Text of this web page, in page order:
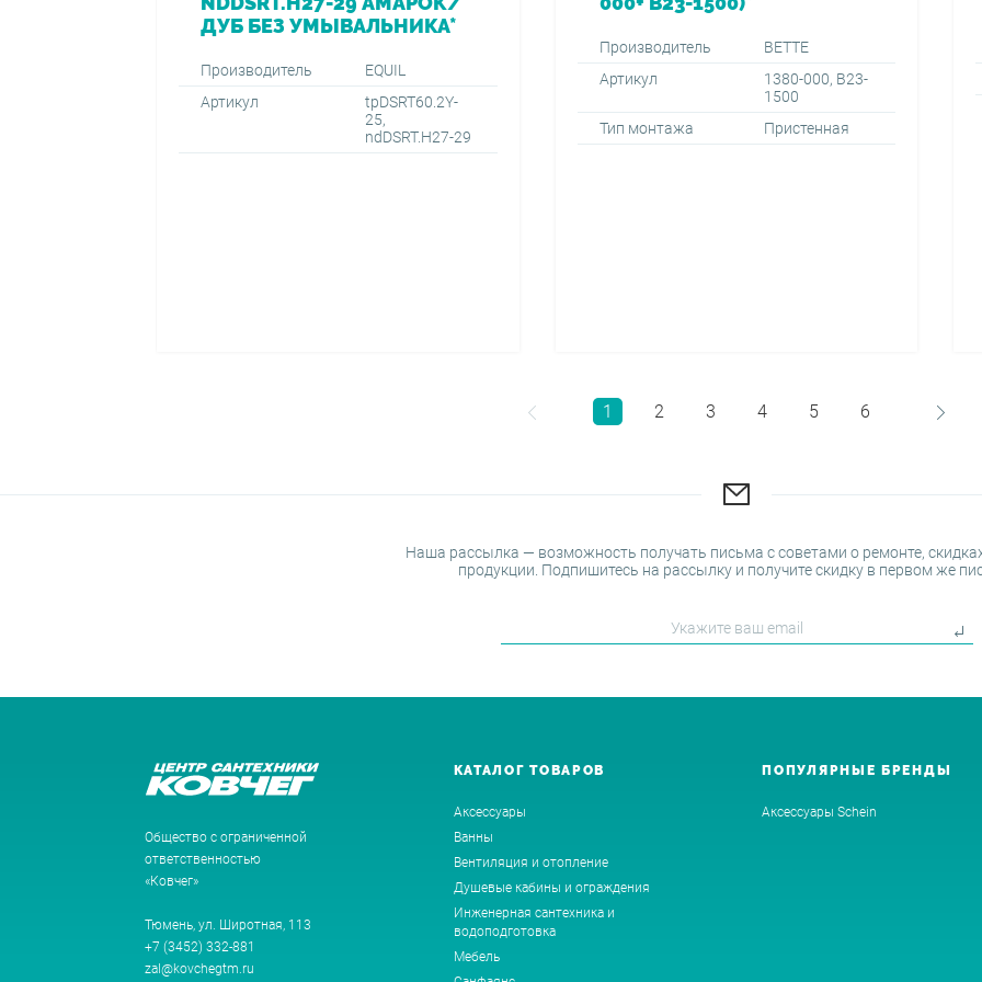
ДУБ БЕЗ УМЫВАЛЬНИКА*
Производитель
EQUIL
Артикул
tpDSRT60.2Y-
25,
ndDSRT.H27-29
Производитель
BETTE
Артикул
1380-000, B23-
1500
Тип монтажа
Пристенная
1 2 3 4 5 6
Наша рассылка — возможность получать письма с советами о ремонте,
продукции. Подпишитесь на рассылку и получите скидку в первом же
Общество с ограниченной
ответственностью
«Ковчег»
Тюмень, ул. Широтная, 113
+7 (3452) 332-881
zal@kovchegtm.ru
КАТАЛОГ ТОВАРОВ
Аксессуары
Ванны
Вентиляция и отопление
Душевые кабины и ограждения
Инженерная сантехника и
водоподготовка
Мебель
ПОПУЛЯРНЫЕ БРЕНДЫ
Аксессуары Schein